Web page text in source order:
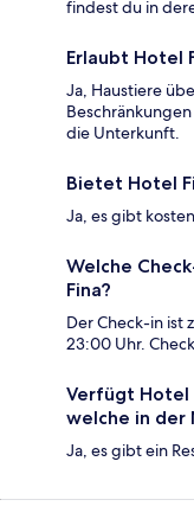
findest du in
Erlaubt Hotel
Ja, Haustiere
die Unterkunft.
Bietet Hotel
Ja, es gibt
Welche
Fina?
Der Check-in ist
23:00 Uhr.
Verfügt Hotel
welche in der
Ja, es gibt ein